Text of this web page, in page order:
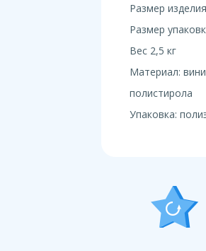
Размер
Размер
Вес 2,5 кг
Материал:
полистирола
Упаковка: